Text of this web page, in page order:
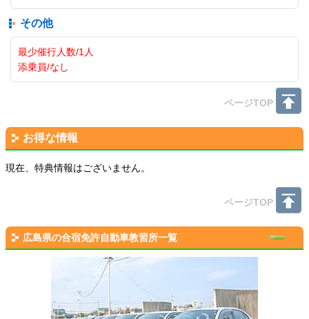
その他
最少催行人数/1人
添乗員/なし
ページTOP
お得な情報
現在、特典情報はございません。
ページTOP
広島県の合宿免許自動車教習所一覧